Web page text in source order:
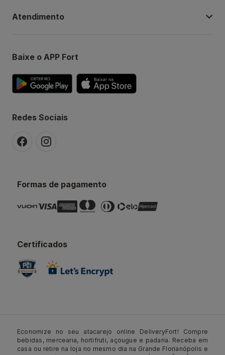
Atendimento
Baixe o APP Fort
Redes Sociais
Formas de pagamento
Certificados
Economize no seu atacarejo online DeliveryFort! Compre
bebidas, mercearia, hortifruti, açougue e padaria. Receba em
casa ou retire na loja no mesmo dia na Grande Florianópolis e